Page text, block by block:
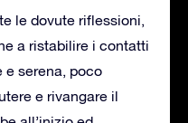
le dovute riflessioni,
a ristabilire i contatti
e serena, poco
e rivangare il